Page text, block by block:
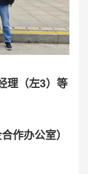
理（左3）等
作办公室）